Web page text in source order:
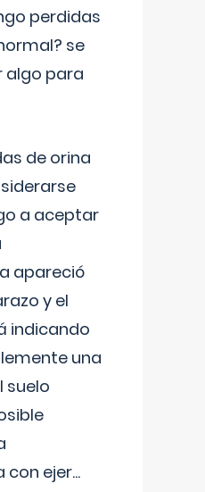
perdidas
se
algo para
de orina
a aceptar
apareció
y el
indicando
una
suelo
con ejer...